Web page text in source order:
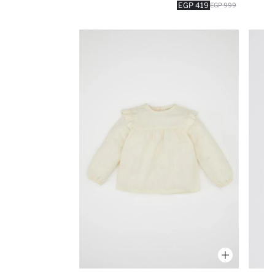
419 EGP 999 EGP